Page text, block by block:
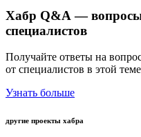
Хабр Q&A —
специалистов
Получайте ответы на
от специалистов в этой
Узнать больше
другие проекты хабра